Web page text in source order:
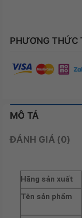
PHƯƠNG THỨC
MÔ TẢ
ĐÁNH GIÁ (0)
Hãng sản xuất
Tên sản phẩm